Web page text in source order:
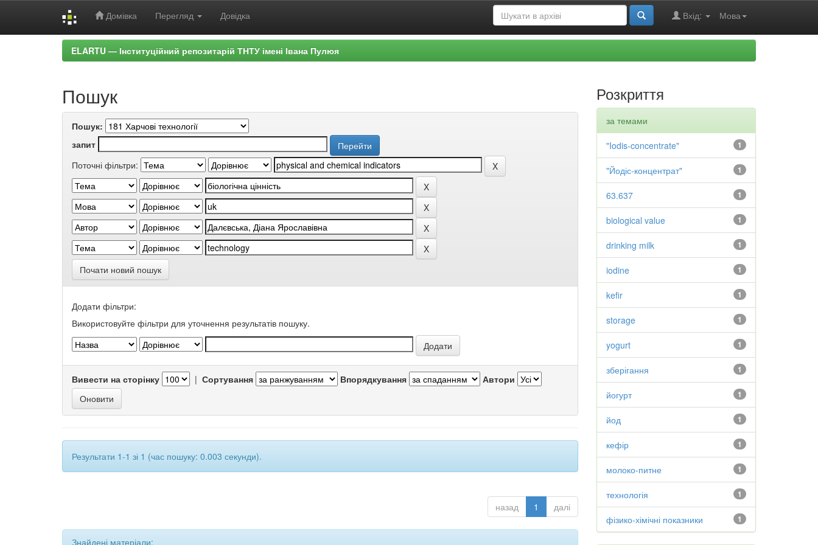
Домівка Перегляд Довідка Мова
Вхід:
ELARTU — Інституційний репозитарій ТНТУ імені Івана Пулюя
Пошук
Пошук:
запит
Поточні фільтри:
Почати новий пошук
Додати фільтри:
Використовуйте фільтри для уточнення результатів пошуку.
Вивести на сторінку | Сортування Впорядкування Автори
Результати 1-1 зі 1 (час пошуку: 0.003 секунди).
назад 1 далі
Знайдені матеріали:
Розкриття
за темами
1
"Iodis-concentrate"
1
"Йодіс-концентрат"
1
63.637
1
biological value
1
drinking milk
1
iodine
1
kefir
1
storage
1
yogurt
1
зберігання
1
йогурт
1
йод
1
кефір
1
молоко-питне
1
технологія
1
фізико-хімічні показники